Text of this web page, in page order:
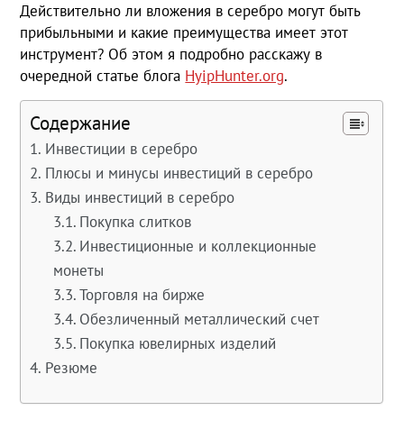
Действительно ли вложения в серебро могут быть
прибыльными и какие преимущества имеет этот
инструмент? Об этом я подробно расскажу в
очередной статье блога HyipHunter.org.
Содержание
Инвестиции в серебро
Плюсы и минусы инвестиций в серебро
Виды инвестиций в серебро
Покупка слитков
Инвестиционные и коллекционные
монеты
Торговля на бирже
Обезличенный металлический счет
Покупка ювелирных изделий
Резюме